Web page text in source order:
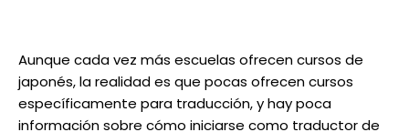
Aunque cada vez más escuelas ofrecen cursos de
japonés, la realidad es que pocas ofrecen cursos
específicamente para traducción, y hay poca
información sobre cómo iniciarse como traductor de